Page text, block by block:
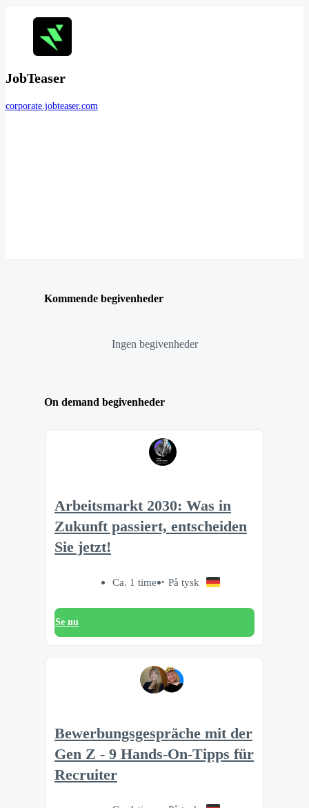
JobTeaser
corporate.jobteaser.com
Kommende begivenheder
Ingen begivenheder
On demand begivenheder
Arbeitsmarkt 2030: Was in
Zukunft passiert, entscheiden
Sie jetzt!
Ca. 1 time På tysk
Se nu
Bewerbungsgespräche mit der
Gen Z - ㅤㅤㅤㅤㅤㅤㅤㅤㅤ9 Hands-On-Tipps für
Recruiter